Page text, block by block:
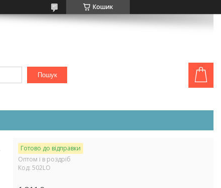
Кошик
Пошук
Готово до відправки
Оптом і в роздріб
Код: 502LO